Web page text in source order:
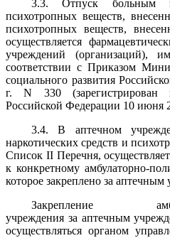
3.3. Отпуск больным
психотропных веществ,
психотропных веществ,
осуществляется
учреждений
соответствии с Приказом
социального развития
г. N 330 (зарегистрирован
Российской Федерации 10 июня
3.4. В аптечном
наркотических средств и
Список II Перечня,
к конкретному амбулаторно-
которое закреплено за
Закрепление
учреждения за аптечным
осуществляться органом